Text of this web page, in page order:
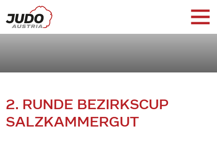
2. RUNDE BEZIRKSCUP
SALZKAMMERGUT